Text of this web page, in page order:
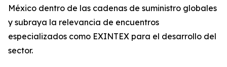
México dentro de las cadenas de suministro globales
y subraya la relevancia de encuentros
especializados como EXINTEX para el desarrollo del
sector.